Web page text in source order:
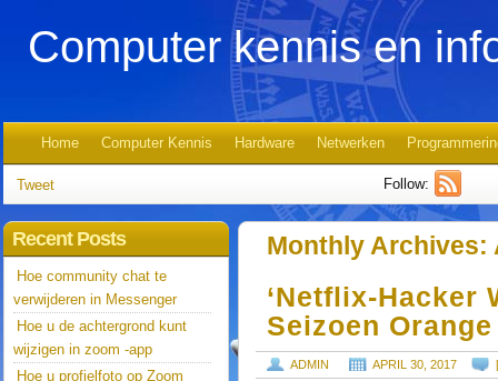
Computer kennis en
Home Computer Kennis Hardware Netwerken
Tweet Follow:
Monthly Archives:
‘Netflix-Hacker
Seizoen
ADMIN APRIL 30, 2017
Recent Posts
Hoe community chat te
verwijderen in Messenger
Hoe u de achtergrond kunt
wijzigen in zoom -app
Hoe u profielfoto op Zoom